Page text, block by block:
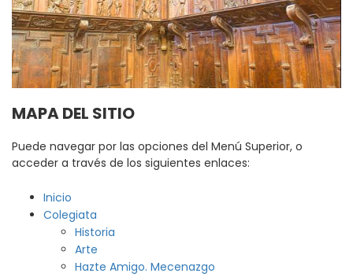
MAPA DEL SITIO
Puede navegar por las opciones del Menú Superior, o
acceder a través de los siguientes enlaces:
Inicio
Colegiata
Historia
Arte
Hazte Amigo. Mecenazgo